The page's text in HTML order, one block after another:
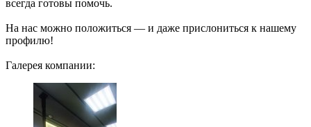
всегда готовы помочь.
На нас можно положиться — и даже прислониться к нашему
профилю!
Галерея компании: